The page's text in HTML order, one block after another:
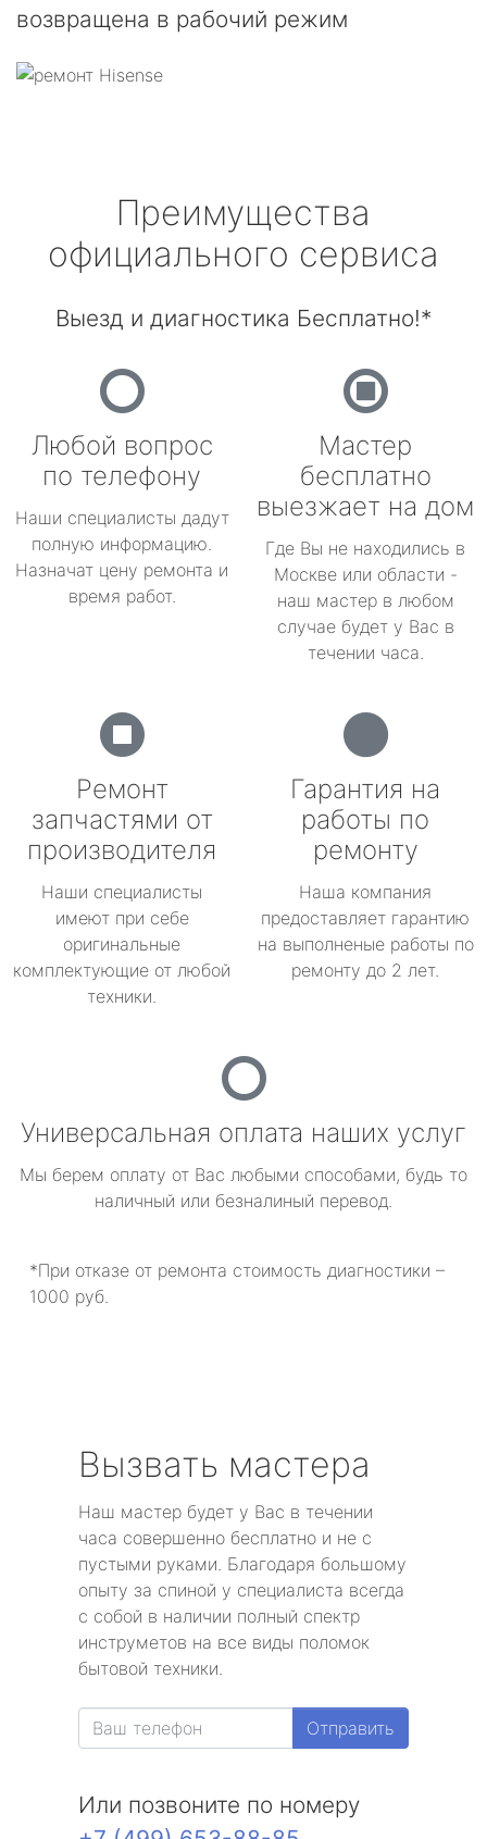
возвращена в рабочий режим
Преимущества
официального сервиса
Выезд и диагностика Бесплатно!*
Любой вопрос
по телефону
Наши специалисты дадут
полную информацию.
Назначат цену ремонта и
время работ.
Мастер
бесплатно
выезжает на дом
Где Вы не находились в
Москве или области -
наш мастер в любом
случае будет у Вас в
течении часа.
Ремонт
запчастями от
производителя
Наши специалисты
имеют при себе
оригинальные
комплектующие от любой
техники.
Гарантия на
работы по
ремонту
Наша компания
предоставляет гарантию
на выполненые работы по
ремонту до 2 лет.
Универсальная оплата наших услуг
Мы берем оплату от Вас любыми способами, будь то
наличный или безналиный перевод.
*При отказе от ремонта стоимость диагностики –
1000 руб.
Вызвать мастера
Наш мастер будет у Вас в течении
часа совершенно бесплатно и не с
пустыми руками. Благодаря большому
опыту за спиной у специалиста всегда
с собой в наличии полный спектр
инструметов на все виды поломок
бытовой техники.
Отправить
Или позвоните по номеру